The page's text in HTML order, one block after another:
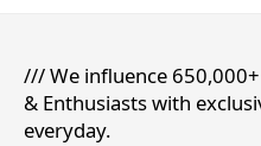
/// We influence
& Enthusiasts with
everyday.